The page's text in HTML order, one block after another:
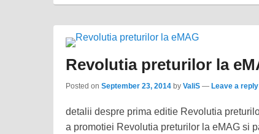
Revolutia preturilor la
Posted on September 23, 2014 by ValiS — Leave a reply
detalii despre prima editie Revolutia
a promotiei Revolutia preturilor la eMAG si